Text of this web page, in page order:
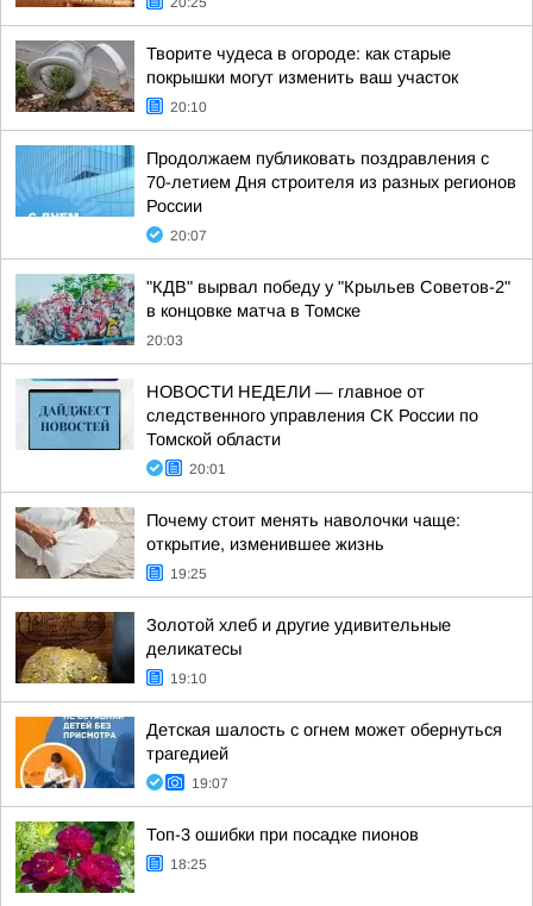
Творите чудеса в огороде: как старые
покрышки могут изменить ваш участок
20:10
Продолжаем публиковать поздравления с
70-летием Дня строителя из разных регионов
России
20:07
"КДВ" вырвал победу у "Крыльев Советов-2"
в концовке матча в Томске
20:03
НОВОСТИ НЕДЕЛИ — главное от
следственного управления СК России по
Томской области
20:01
Почему стоит менять наволочки чаще:
открытие, изменившее жизнь
19:25
Золотой хлеб и другие удивительные
деликатесы
19:10
Детская шалость с огнем может обернуться
трагедией
19:07
Топ-3 ошибки при посадке пионов
18:25